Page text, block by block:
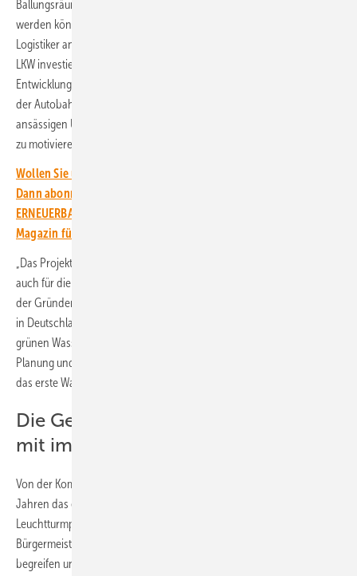
Ballungsräume per LKW an einem Tag (Hin- und Rückfahrt) erreicht
werden können. Wegen der zentralen Lage hätten sich hier viele
Logistiker angesiedelt, die in naher Zukunft in wasserstoffbetriebene
LKW investieren wollen, heißt auf der Unternehmens-Website. Die
Entwicklung einer Wasserstoffinfrastruktur in dieser Region, unweit
der Autobahnabfahrt Hünfeld Schlitz, sei der Grundstein, um die
ansässigen Unternehmen zur Anschaffung von Brennstoffzellen-LKW
zu motivieren.
Wollen Sie über die Energiewende auf dem Laufenden bleiben?
Dann abonnieren Sie einfach den kostenlosen Newsletter von
ERNEUERBARE ENERGIEN – dem größten verbandsunabhängigen
Magazin für erneuerbare Energien in Deutschland!
„Das Projekt markiert einen Meilenstein für unser Unternehmen, aber
auch für die Energiewende in Deutschland“, sagt Jochen Ahn, einer
der Gründer von Abo Energy. „Die Anlage ist in dieser Form einzigartig
in Deutschland und eines der ersten Projekte, das zertifizierten
grünen Wasserstoff erzeugt.“ Dem Erfolg gingen mehrere Jahre der
Planung und rund 13 Monate Bauzeit voraus. Es ist laut Abo Energy
das erste Wasserstoffprojekt der Unternehmensgeschichte.
Die Gemeinde war von Anfang an
mit im Boot
Von der Kommune gab es Unterstützung. „Als Abo Energy uns vor vier
Jahren das erste Mal kontaktiert hat, wollten wir bei diesem
Leuchtturmprojekt unbedingt dabei sein“, sagte Benjamin Tschesnok,
Bürgermeister der Stadt Hünfeld bei der Eröffnungsfeier. „Wir
begreifen uns als innovative Stadt, die die Energiewende mit